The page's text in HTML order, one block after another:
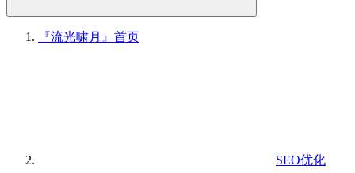
『流光啸月』 首页
SEO优化